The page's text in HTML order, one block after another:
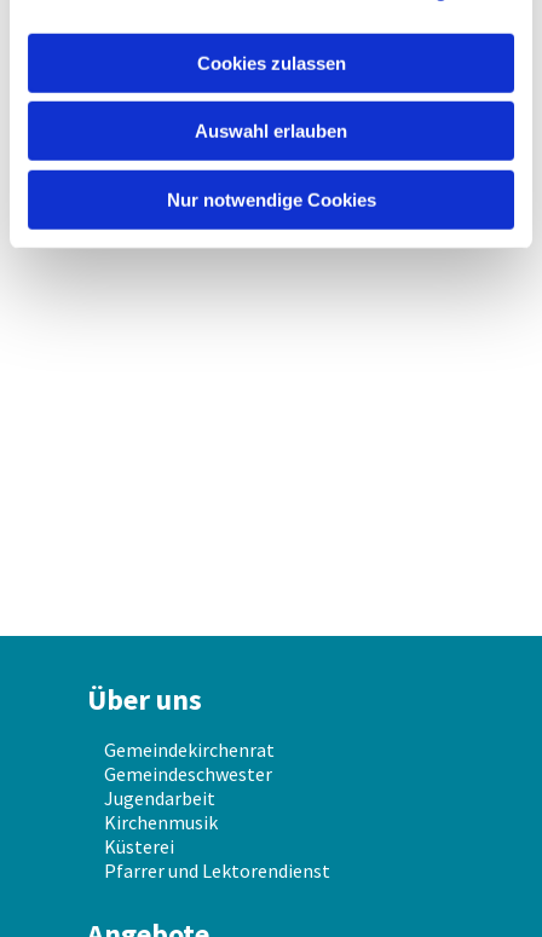
Cookies zulassen
Auswahl erlauben
Nur notwendige Cookies
Dies könnte Sie auch interessieren
Über uns
Gemeindekirchenrat
Gemeindeschwester
Jugendarbeit
Kirchenmusik
Küsterei
Pfarrer und Lektorendienst